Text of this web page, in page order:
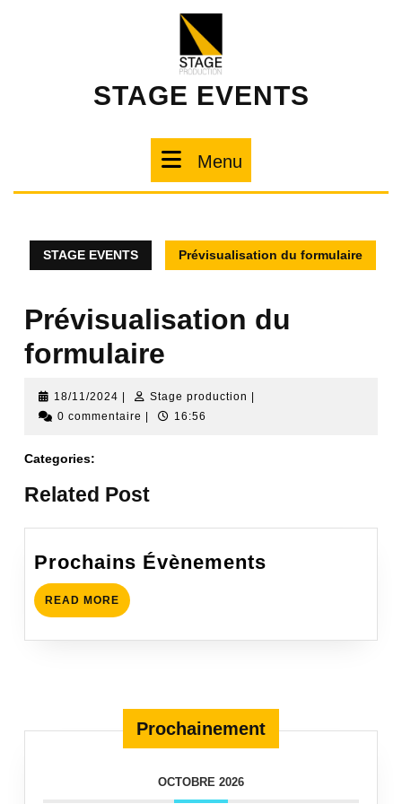
STAGE EVENTS
Menu
STAGE EVENTS Prévisualisation du formulaire
Prévisualisation du
formulaire
18/11/2024 Stage production
0 commentaire
16:56
Categories:
Related Post
Prochains Évènements
READ MORE
Prochainement
OCTOBRE 2026